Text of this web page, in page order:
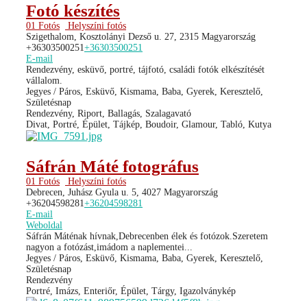
Fotó készítés
01 Fotós
Helyszíni fotós
Szigethalom, Kosztolányi Dezső u. 27, 2315 Magyarország
+36303500251 +36303500251
E-mail
Rendezvény, esküvő, portré, tájfotó, családi fotók elkészítését
vállalom.
Jegyes / Páros, Esküvő, Kismama, Baba, Gyerek, Keresztelő,
Születésnap
Rendezvény, Riport, Ballagás, Szalagavató
Divat, Portré, Épület, Tájkép, Boudoir, Glamour, Tabló, Kutya
Sáfrán Máté fotográfus
01 Fotós
Helyszíni fotós
Debrecen, Juhász Gyula u. 5, 4027 Magyarország
+36204598281 +36204598281
E-mail
Weboldal
Sáfrán Máténak hívnak,Debrecenben élek és fotózok.Szeretem
nagyon a fotózást,imádom a naplementei...
Jegyes / Páros, Esküvő, Kismama, Baba, Gyerek, Keresztelő,
Születésnap
Rendezvény
Portré, Imázs, Enteriőr, Épület, Tárgy, Igazolványkép